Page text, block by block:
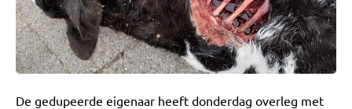
De gedupeerde eigenaar heeft donderdag overleg met